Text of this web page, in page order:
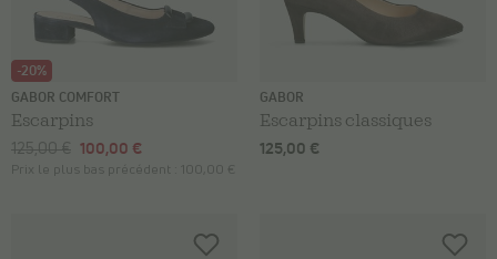
-20%
GABOR COMFORT
Escarpins
125,00 € 100,00 €
Prix le plus bas précédent :
GABOR
Escarpins classiques
125,00 €